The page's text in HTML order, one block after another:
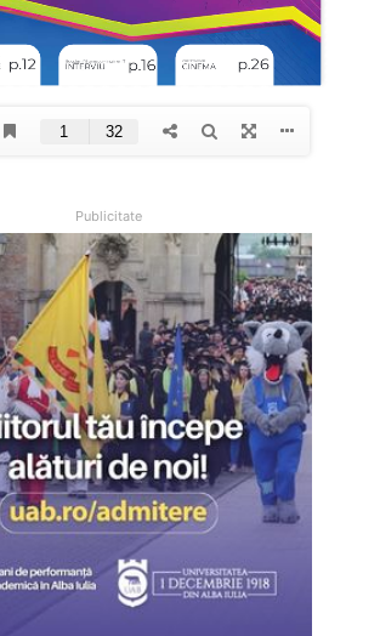
Publicitate